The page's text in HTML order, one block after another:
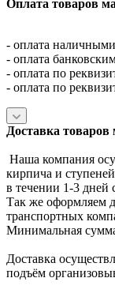
Оплата товаров
- оплата
- оплата
- оплата по
- оплата по
Доставка товаров
Наша компания
кирпича и
в течении 1-3 дней
Так же оформляем
транспортных
Минимальная
Доставка
подъём